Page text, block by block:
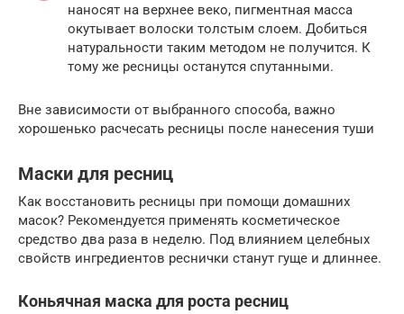
наносят на верхнее веко, пигментная масса
окутывает волоски толстым слоем. Добиться
натуральности таким методом не получится. К
тому же ресницы останутся спутанными.
Вне зависимости от выбранного способа, важно
хорошенько расчесать ресницы после нанесения туши
Маски для ресниц
Как восстановить ресницы при помощи домашних
масок? Рекомендуется применять косметическое
средство два раза в неделю. Под влиянием целебных
свойств ингредиентов реснички станут гуще и длиннее.
Коньячная маска для роста ресниц